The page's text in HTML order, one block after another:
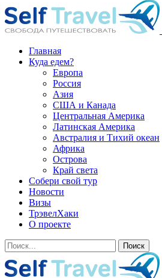
Главная
Куда едем?
Европа
Россия
Азия
США и Канада
Центральная Америка
Латинская Америка
Австралия и Тихий океан
Африка
Острова
Край света
Собери свой тур
Новости
Визы
ТрэвелХаки
О проекте